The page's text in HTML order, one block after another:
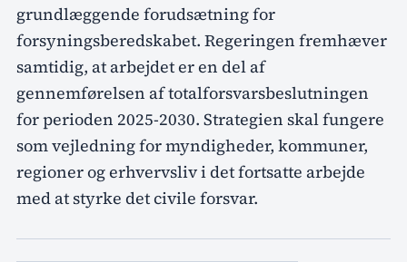
grundlæggende forudsætning for
forsyningsberedskabet. Regeringen fremhæver
samtidig, at arbejdet er en del af
gennemførelsen af totalforsvarsbeslutningen
for perioden 2025-2030. Strategien skal fungere
som vejledning for myndigheder, kommuner,
regioner og erhvervsliv i det fortsatte arbejde
med at styrke det civile forsvar.